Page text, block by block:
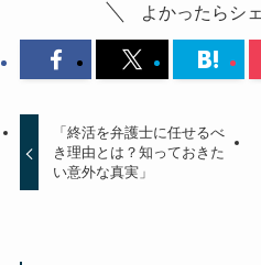
よかったらシ
「終活を弁護士に任せるべ
き理由とは？知っておきた
い意外な真実」